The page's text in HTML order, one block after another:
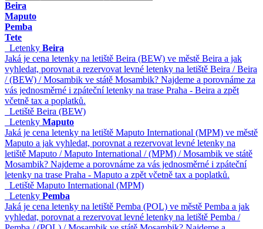
Beira
Maputo
Pemba
Tete
Letenky Beira
Jaká je cena letenky na letiště Beira (BEW) ve městě Beira a jak
vyhledat, porovnat a rezervovat levné letenky na letiště Beira / Beira
/ (BEW) / Mosambik ve státě Mosambik? Najdeme a porovnáme za
vás jednosměrné i zpáteční letenky na trase Praha - Beira a zpět
včetně tax a poplatků.
Letiště Beira (BEW)
Letenky Maputo
Jaká je cena letenky na letiště Maputo International (MPM) ve městě
Maputo a jak vyhledat, porovnat a rezervovat levné letenky na
letiště Maputo / Maputo International / (MPM) / Mosambik ve státě
Mosambik? Najdeme a porovnáme za vás jednosměrné i zpáteční
letenky na trase Praha - Maputo a zpět včetně tax a poplatků.
Letiště Maputo International (MPM)
Letenky Pemba
Jaká je cena letenky na letiště Pemba (POL) ve městě Pemba a jak
vyhledat, porovnat a rezervovat levné letenky na letiště Pemba /